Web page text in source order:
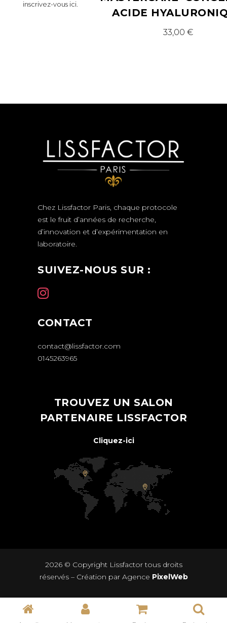
inscrivez-vous ici
ACIDE
33,00€
Chez Lissfactor Paris, chaque protocole
est le fruit d’années de recherche,
d’innovation et d’expérimentation en
laboratoire.
SUIVEZ-NOUS SUR :
CONTACT
contact@lissfactor.com
0145263965
TROUVEZ UN SALON
PARTENAIRE LISSFACTOR
Cliquez-ici
2026 © CopyrightLissfactortous droits
réservés – Création par Agence PixelWeb